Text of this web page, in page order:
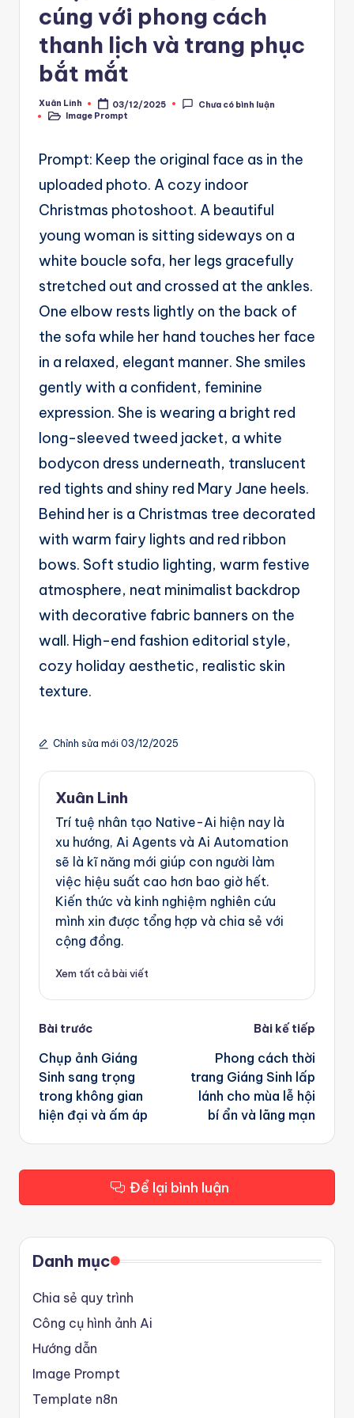
m
ti
Ai
A
ts
cúng với phong cách
thanh lịch và trang phục
bắt mắt
Posted
by
Xuân Linh 03/12/2025
Chưa có bình luận
PostedImage Prompt
Prompt: Keep the original face as in the
uploaded photo. A cozy indoor
Christmas photoshoot. A beautiful
young woman is sitting sideways on a
white boucle sofa, her legs gracefully
stretched out and crossed at the ankles.
One elbow rests lightly on the back of
the sofa while her hand touches her face
in a relaxed, elegant manner. She smiles
gently with a confident, feminine
expression. She is wearing a bright red
long-sleeved tweed jacket, a white
bodycon dress underneath, translucent
red tights and shiny red Mary Jane heels.
Behind her is a Christmas tree decorated
with warm fairy lights and red ribbon
bows. Soft studio lighting, warm festive
atmosphere, neat minimalist backdrop
with decorative fabric banners on the
wall. High-end fashion editorial style,
cozy holiday aesthetic, realistic skin
texture.
Chỉnh sửa mới 03/12/2025
Xuân Linh
Trí tuệ nhân tạo Native-Ai hiện nay là
xu hướng, Ai Agents và Ai Automation
sẽ là kĩ năng mới giúp con người làm
việc hiệu suất cao hơn bao giờ hết.
Kiến thức và kinh nghiệm nghiên cứu
mình xin được tổng hợp và chia sẻ với
cộng đồng.
Xem tất cả bài viết
Post
navigation
Bài trước
Chụp ảnh Giáng
Sinh sang trọng
trong không gian
hiện đại và ấm áp
Bài kế tiếp
Phong cách thời
trang Giáng Sinh lấp
lánh cho mùa lễ hội
bí ẩn và lãng mạn
Để lại bình luận
Danh mục
Chia sẻ quy trình
Công cụ hình ảnh Ai
Hướng dẫn
Image Prompt
Template n8n